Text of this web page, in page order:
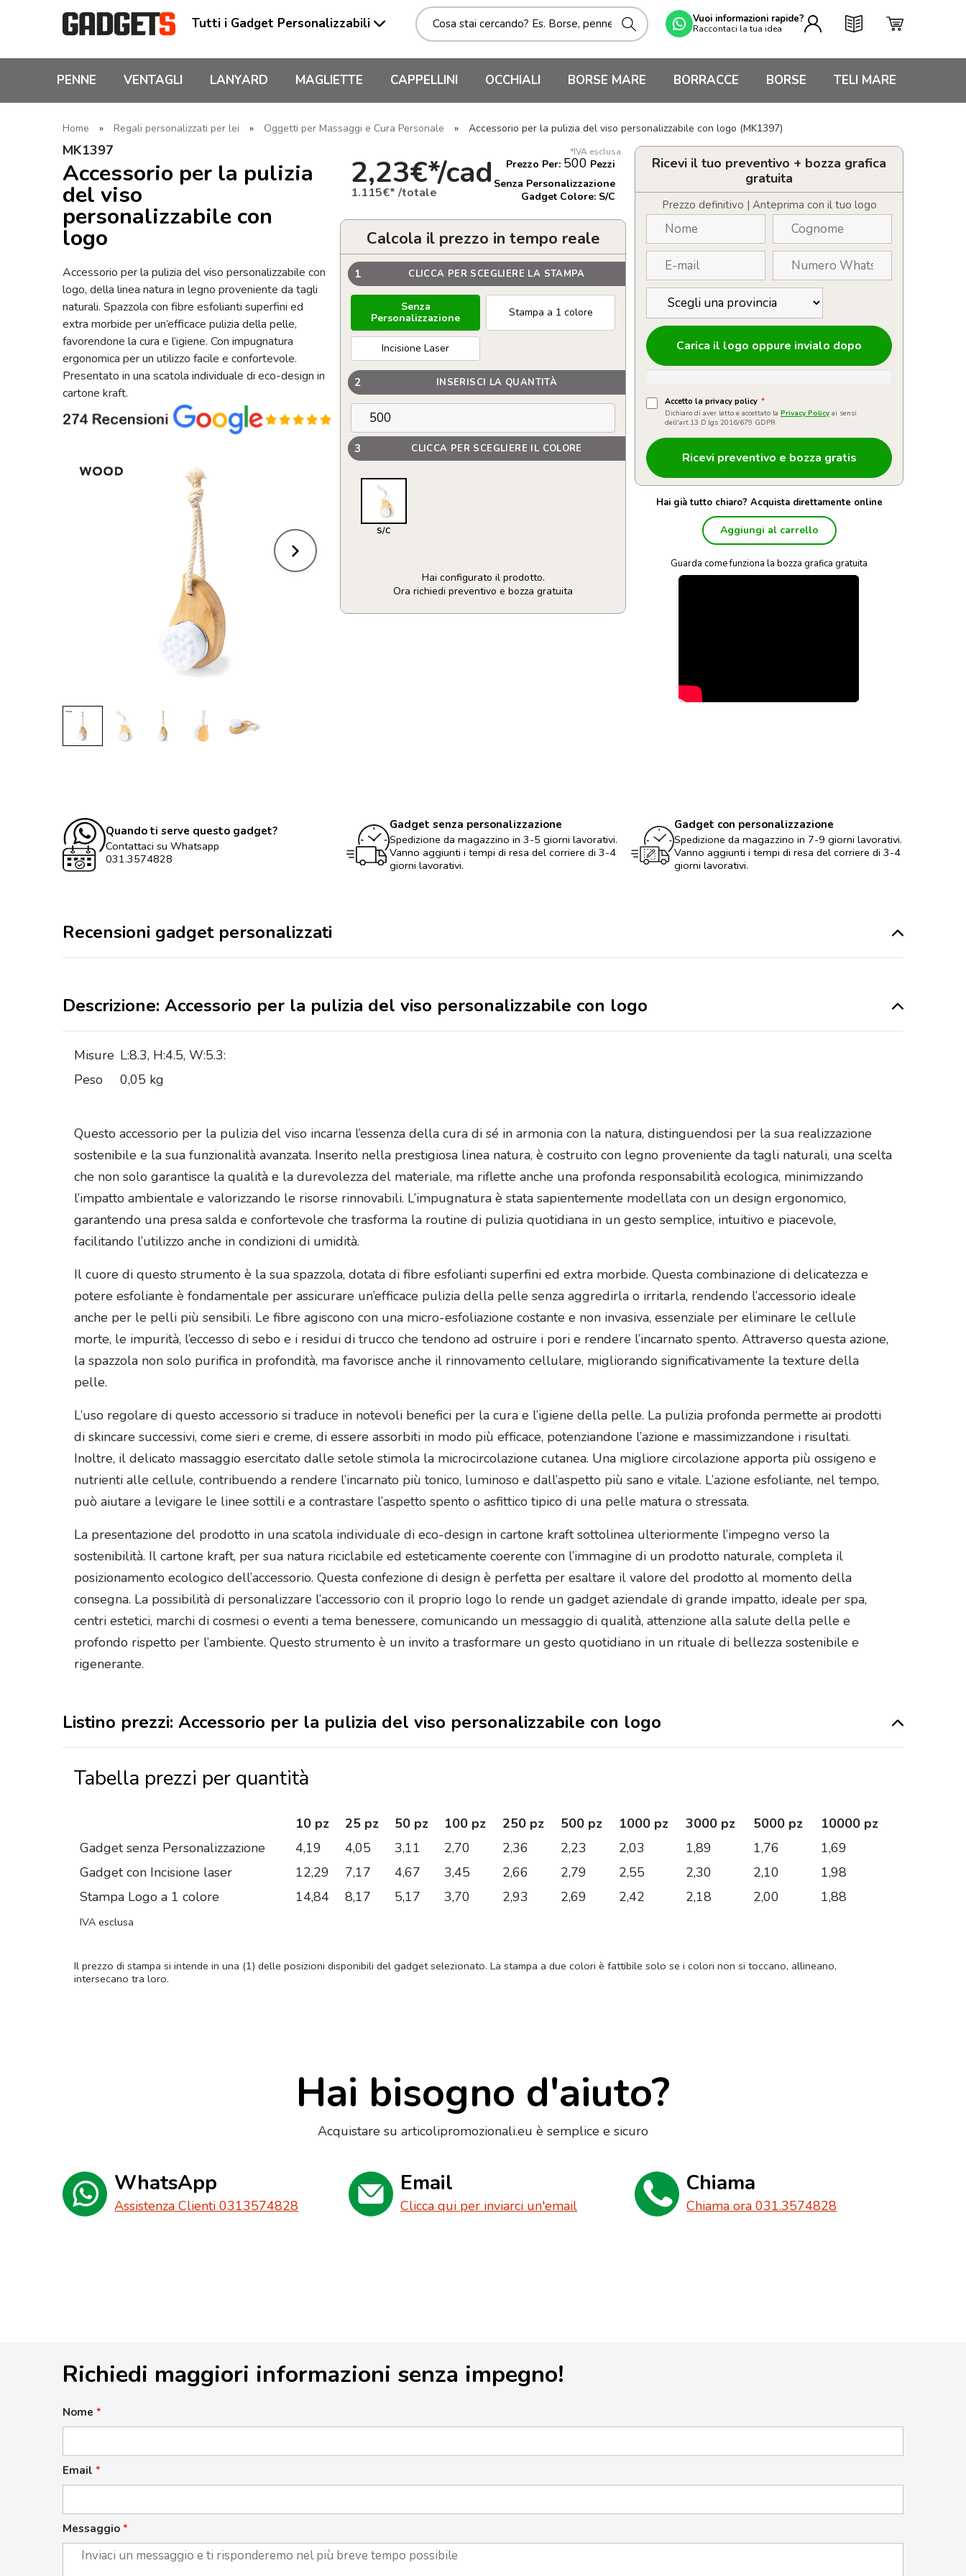
Tutti i Gadget Personalizzabili Vuoi informazioni rapide?
Raccontaci la tua idea
PENNE VENTAGLI LANYARD MAGLIETTE CAPPELLINI OCCHIALI BORSE MARE BORRACCE BORSE TELI MARE
Home » Regali personalizzati per lei » Oggetti per Massaggi e Cura Personale » Accessorio per la pulizia del viso personalizzabile con logo (MK1397)
MK1397
Accessorio per la pulizia
del viso
personalizzabile con
logo
Accessorio per la pulizia del viso personalizzabile con
logo, della linea natura in legno proveniente da tagli
naturali. Spazzola con fibre esfolianti superfini ed
extra morbide per un’efficace pulizia della pelle,
favorendone la cura e l’igiene. Con impugnatura
ergonomica per un utilizzo facile e confortevole.
Presentato in una scatola individuale di eco-design in
cartone kraft.
*IVA esclusa
2,23€*/cad
1.115€* /totale
Prezzo Per: 500 Pezzi
Senza Personalizzazione
Gadget Colore: S/C
Calcola il prezzo in tempo reale
1 CLICCA PER SCEGLIERE LA STAMPA
Senza
Personalizzazione
Stampa a 1 colore
Incisione Laser
2 INSERISCI LA QUANTITÀ
3 CLICCA PER SCEGLIERE IL COLORE
S/C
Hai configurato il prodotto.
Ora richiedi preventivo e bozza gratuita
Accessorio
Ricevi il tuo preventivo + bozza grafica
gratuita
Prezzo definitivo | Anteprima con il tuo logo
Carica il logo oppure invialo dopo
Accetto la privacy policy *
Dichiaro di aver letto e accettato la Privacy Policy ai sensi
dell'art.13 D.lgs 2016/679 GDPR
Hai già tutto chiaro? Acquista direttamente online
Aggiungi al carrello
Guarda come funziona la bozza grafica gratuita
Quando ti serve questo gadget?
Contattaci su Whatsapp
031.3574828
Gadget senza personalizzazione
Spedizione da magazzino in 3-5 giorni lavorativi.
Vanno aggiunti i tempi di resa del corriere di 3-4
giorni lavorativi.
Gadget con personalizzazione
Spedizione da magazzino in 7-9 giorni lavorativi.
Vanno aggiunti i tempi di resa del corriere di 3-4
giorni lavorativi.
Recensioni gadget personalizzati
Descrizione: Accessorio per la pulizia del viso personalizzabile con logo
Misure L:8.3, H:4.5, W:5.3:
Peso
0,05 kg
Questo accessorio per la pulizia del viso incarna l’essenza della cura di sé in armonia con la natura, distinguendosi per la sua realizzazione
sostenibile e la sua funzionalità avanzata. Inserito nella prestigiosa linea natura, è costruito con legno proveniente da tagli naturali, una scelta
che non solo garantisce la qualità e la durevolezza del materiale, ma riflette anche una profonda responsabilità ecologica, minimizzando
l’impatto ambientale e valorizzando le risorse rinnovabili. L’impugnatura è stata sapientemente modellata con un design ergonomico,
garantendo una presa salda e confortevole che trasforma la routine di pulizia quotidiana in un gesto semplice, intuitivo e piacevole,
facilitando l’utilizzo anche in condizioni di umidità.
Il cuore di questo strumento è la sua spazzola, dotata di fibre esfolianti superfini ed extra morbide. Questa combinazione di delicatezza e
potere esfoliante è fondamentale per assicurare un’efficace pulizia della pelle senza aggredirla o irritarla, rendendo l’accessorio ideale
anche per le pelli più sensibili. Le fibre agiscono con una micro-esfoliazione costante e non invasiva, essenziale per eliminare le cellule
morte, le impurità, l’eccesso di sebo e i residui di trucco che tendono ad ostruire i pori e rendere l’incarnato spento. Attraverso questa azione,
la spazzola non solo purifica in profondità, ma favorisce anche il rinnovamento cellulare, migliorando significativamente la texture della
pelle.
L’uso regolare di questo accessorio si traduce in notevoli benefici per la cura e l’igiene della pelle. La pulizia profonda permette ai prodotti
di skincare successivi, come sieri e creme, di essere assorbiti in modo più efficace, potenziandone l’azione e massimizzandone i risultati.
Inoltre, il delicato massaggio esercitato dalle setole stimola la microcircolazione cutanea. Una migliore circolazione apporta più ossigeno e
nutrienti alle cellule, contribuendo a rendere l’incarnato più tonico, luminoso e dall’aspetto più sano e vitale. L’azione esfoliante, nel tempo,
può aiutare a levigare le linee sottili e a contrastare l’aspetto spento o asfittico tipico di una pelle matura o stressata.
La presentazione del prodotto in una scatola individuale di eco-design in cartone kraft sottolinea ulteriormente l’impegno verso la
sostenibilità. Il cartone kraft, per sua natura riciclabile ed esteticamente coerente con l’immagine di un prodotto naturale, completa il
posizionamento ecologico dell’accessorio. Questa confezione di design è perfetta per esaltare il valore del prodotto al momento della
consegna. La possibilità di personalizzare l’accessorio con il proprio logo lo rende un gadget aziendale di grande impatto, ideale per spa,
centri estetici, marchi di cosmesi o eventi a tema benessere, comunicando un messaggio di qualità, attenzione alla salute della pelle e
profondo rispetto per l’ambiente. Questo strumento è un invito a trasformare un gesto quotidiano in un rituale di bellezza sostenibile e
rigenerante.
Listino prezzi: Accessorio per la pulizia del viso personalizzabile con logo
Tabella prezzi per quantità
10 pz 25 pz 50 pz 100 pz 250 pz 500 pz 1000 pz 3000 pz 5000 pz
10000 pz
Gadget senza Personalizzazione
4,19 4,05 3,11 2,70 2,36 2,23 2,03 1,89 1,76
1,69
Gadget con Incisione laser
12,29 7,17 4,67 3,45 2,66 2,79 2,55 2,30 2,10
1,98
Stampa Logo a 1 colore
14,84 8,17 5,17 3,70 2,93 2,69 2,42 2,18 2,00 1,88
IVA esclusa
Il prezzo di stampa si intende in una (1) delle posizioni disponibili del gadget selezionato. La stampa a due colori è fattibile solo se i colori non si toccano, allineano,
intersecano tra loro.
Hai bisogno d'aiuto?
Acquistare su articolipromozionali.eu è semplice e sicuro
WhatsApp
Assistenza Clienti 0313574828
Email
Clicca qui per inviarci un'email
Chiama
Chiama ora 031.3574828
Richiedi maggiori informazioni senza impegno!
Nome *
Email *
Messaggio *